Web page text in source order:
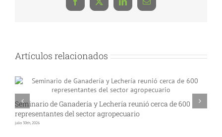
Facebook
X LinkedInCorreo
electrónico
Artículos relacionados
Seminario de Ganadería y Lechería reunió cerca de 600
representantes del sector agropecuario
julio 30th, 2026